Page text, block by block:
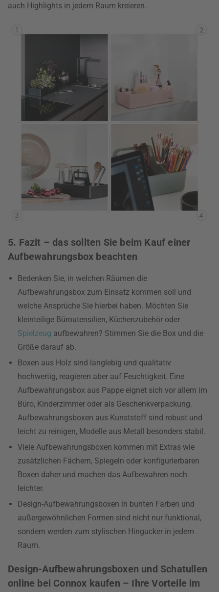
auch Highlights in jedem Raum kreieren.
5. Fazit – das sollten Sie beim Kauf einer
Aufbewahrungsbox beachten
Bedenken Sie, in welchen Räumen die
Aufbewahrungsbox zum Einsatz kommen soll und
welche Ansprüche Sie hierbei haben. Möchten Sie
kleinteilige Büroutensilien, Küchenzubehör oder
Spielzeug aufbewahren? Stimmen Sie die Box und die
Größe darauf ab.
Boxen aus Holz sind langlebig und qualitativ
hochwertig, reagieren aber auf Feuchtigkeit. Eine
Aufbewahrungsbox aus Pappe eignet sich vor allem im
Büro, Kinderzimmer oder als Geschenkverpackung.
Aufbewahrungsboxen aus Kunststoff sind robust und
leicht zu reinigen, Modelle aus Metall besonders stabil.
Viele Aufbewahrungsboxen kommen mit Extras wie
zusätzlichen Fächern, Spiegeln oder konfigurierbaren
Boxen daher und machen das Aufbewahren noch
leichter.
Design-Aufbewahrungsboxen in bunten Farben und
außergewöhnlichen Formen sind nicht nur funktional,
sondern werden zum stylischen Hingucker in jedem
Raum.
Design-Aufbewahrungsboxen und Schatullen
online bei Connox kaufen – Ihre Vorteile im